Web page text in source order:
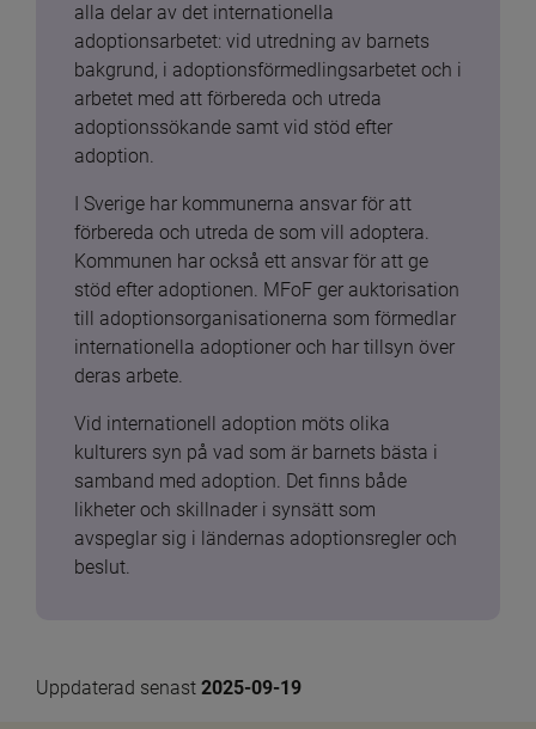
alla delar av det internationella
adoptionsarbetet: vid utredning av barnets
bakgrund, i adoptionsförmedlingsarbetet och i
arbetet med att förbereda och utreda
adoptionssökande samt vid stöd efter
adoption.
I Sverige har kommunerna ansvar för att
förbereda och utreda de som vill adoptera.
Kommunen har också ett ansvar för att ge
stöd efter adoptionen. MFoF ger auktorisation
till adoptionsorganisationerna som förmedlar
internationella adoptioner och har tillsyn över
deras arbete.
Vid internationell adoption möts olika
kulturers syn på vad som är barnets bästa i
samband med adoption. Det finns både
likheter och skillnader i synsätt som
avspeglar sig i ländernas adoptionsregler och
beslut.
Uppdaterad senast 2025-09-19